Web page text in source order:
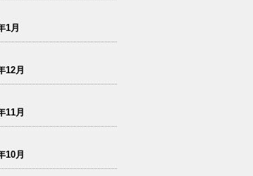
1月
12月
11月
10月